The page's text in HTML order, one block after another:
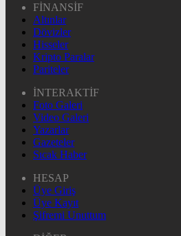
FİNANSİF
Altınlar
Dövizler
Hisseler
Kripto Paralar
Pariteler
İNTERAKTİF
Foto Galeri
Video Galeri
Yazarlar
Gazeteler
Sıcak Haber
HESAP
Üye Giriş
Üye Kayıt
Şifremi Unuttum